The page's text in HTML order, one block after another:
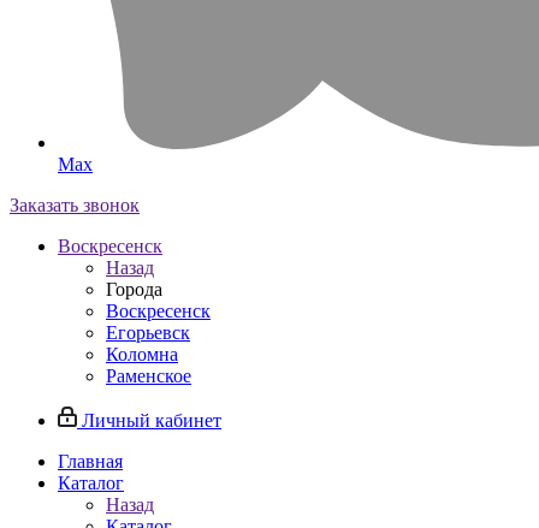
Max
Заказать звонок
Воскресенск
Назад
Города
Воскресенск
Егорьевск
Коломна
Раменское
Личный кабинет
Главная
Каталог
Назад